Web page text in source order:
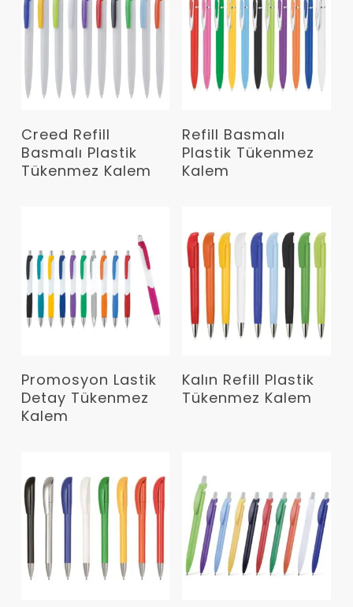
Devamını Oku
Creed Refill
Basmalı Plastik
Tükenmez Kalem
Devamını Oku
Refill Basmalı
Plastik Tükenmez
Kalem
Devamını Oku
Promosyon Lastik
Detay Tükenmez
Kalem
Devamını Oku
Kalın Refill Plastik
Tükenmez Kalem